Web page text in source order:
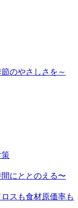
のやさしさを～
策
にととのえる〜
スも食材原価率も